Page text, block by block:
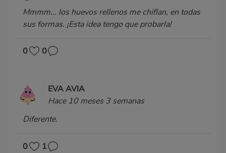
Mmmm... los huevos rellenos me chiflan, en todas
sus formas. ¡Esta idea tengo que probarla!
0 0
EVA AVIA
Hace 10 meses 3 semanas
Diferente.
0 1